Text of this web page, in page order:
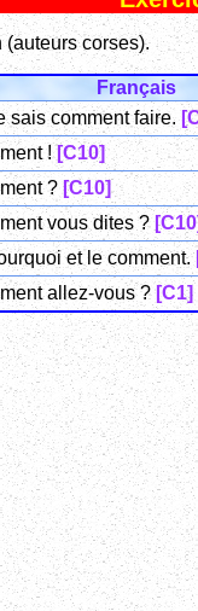
corses).
Français
sais comment faire.
![C10]
? [C10]
vous dites ?
et le comment.
allez-vous ?[C1]